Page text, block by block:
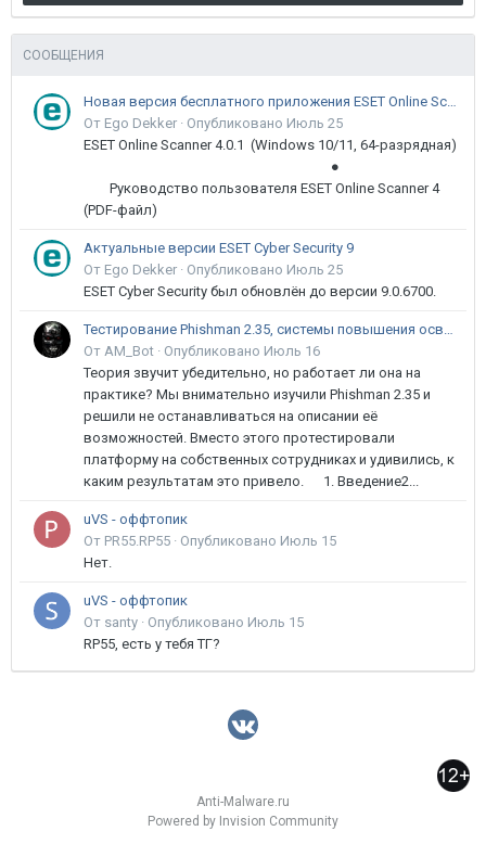
СООБЩЕНИЯ
Новая версия бесплатного приложения ESET Online Scanner доступна пользователям
От Ego Dekker · Опубликовано Июль 25
ESET Online Scanner 4.0.1 (Windows 10/11, 64-разрядная)
●
Руководство пользователя ESET Online Scanner 4
(PDF-файл)
Актуальные версии ESET Cyber Security 9
От Ego Dekker · Опубликовано Июль 25
ESET Cyber Security был обновлён до версии 9.0.6700.
Тестирование Phishman 2.35, системы повышения осведомлённости пользователей в сфере ИБ
От AM_Bot · Опубликовано Июль 16
Теория звучит убедительно, но работает ли она на
практике? Мы внимательно изучили Phishman 2.35 и
решили не останавливаться на описании её
возможностей. Вместо этого протестировали
платформу на собственных сотрудниках и удивились, к
каким результатам это привело. 1. Введение2...
uVS - оффтопик
От PR55.RP55 · Опубликовано Июль 15
Нет.
uVS - оффтопик
От santy · Опубликовано Июль 15
RP55, есть у тебя ТГ?
Anti-Malware.ru
Powered by Invision Community